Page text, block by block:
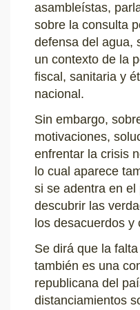
asambleístas,
sobre la consulta
defensa del agua,
un contexto de la
fiscal, sanitaria y
nacional.
Sin embargo,
motivaciones,
enfrentar la crisis
lo cual aparece
si se adentra en
descubrir las
los desacuerdos y
Se dirá que la
también es una
republicana del
distanciamientos